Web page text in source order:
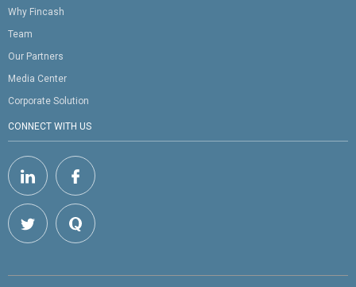
Why Fincash
Team
Our Partners
Media Center
Corporate Solution
CONNECT WITH US